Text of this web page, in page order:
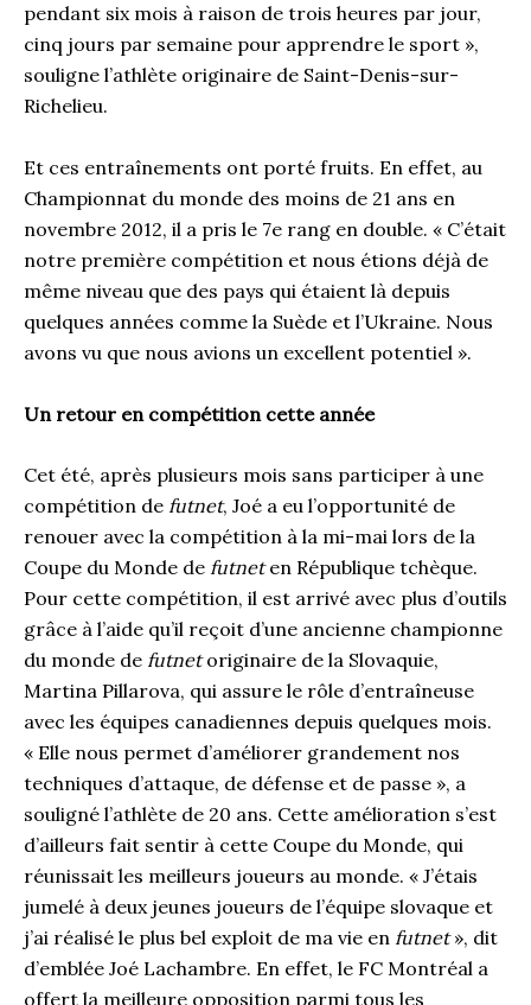
pendant six mois à raison de trois heures par jour,
cinq jours par semaine pour apprendre le sport »,
souligne l’athlète originaire de Saint-Denis-sur-
Richelieu.
Et ces entraînements ont porté fruits. En effet, au
Championnat du monde des moins de 21 ans en
novembre 2012, il a pris le 7e rang en double. « C’était
notre première compétition et nous étions déjà de
même niveau que des pays qui étaient là depuis
quelques années comme la Suède et l’Ukraine. Nous
avons vu que nous avions un excellent potentiel ».
Un retour en compétition cette année
Cet été, après plusieurs mois sans participer à une
compétition de futnet, Joé a eu l’opportunité de
renouer avec la compétition à la mi-mai lors de la
Coupe du Monde de futneten République tchèque.
Pour cette compétition, il est arrivé avec plus d’outils
grâce à l’aide qu’il reçoit d’une ancienne championne
du monde de futnetoriginaire de la Slovaquie,
Martina Pillarova, qui assure le rôle d’entraîneuse
avec les équipes canadiennes depuis quelques mois.
« Elle nous permet d’améliorer grandement nos
techniques d’attaque, de défense et de passe », a
souligné l’athlète de 20 ans. Cette amélioration s’est
d’ailleurs fait sentir à cette Coupe du Monde, qui
réunissait les meilleurs joueurs au monde. « J’étais
jumelé à deux jeunes joueurs de l’équipe slovaque et
j’ai réalisé le plus bel exploit de ma vie en futnet», dit
d’emblée Joé Lachambre. En effet, le FC Montréal a
offert la meilleure opposition parmi tous les